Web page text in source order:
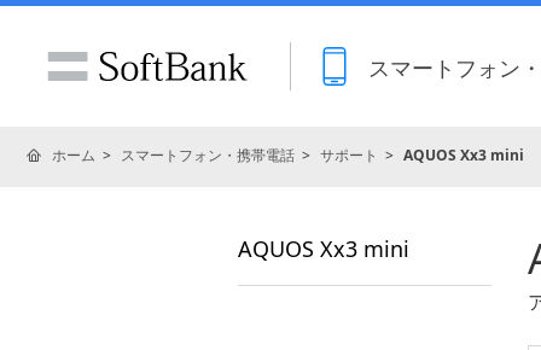
スマートフォン
ホーム スマートフォン・携帯電話 サポート AQUOS Xx3 mini
AQUOS Xx3 mini